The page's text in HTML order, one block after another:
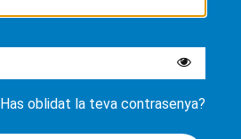
Has oblidat la teva contrasenya?